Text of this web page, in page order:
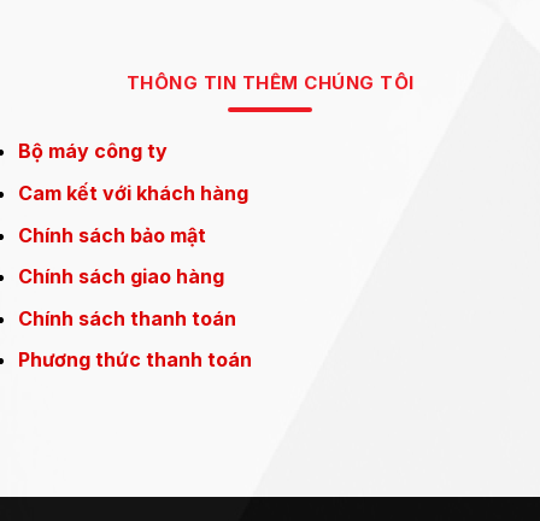
THÔNG TIN THÊM CHÚNG TÔI
Bộ máy công ty
Cam kết với khách hàng
Chính sách bảo mật
Chính sách giao hàng
Chính sách thanh toán
Phương thức thanh toán